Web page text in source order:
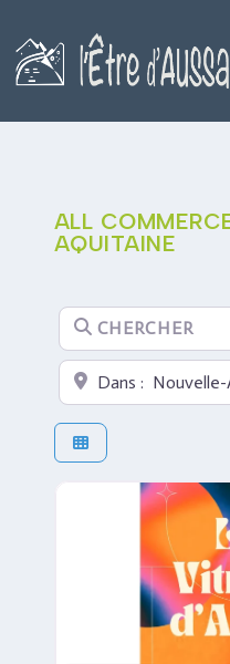
ALL
AQUITAINE
Chercher
Proche de